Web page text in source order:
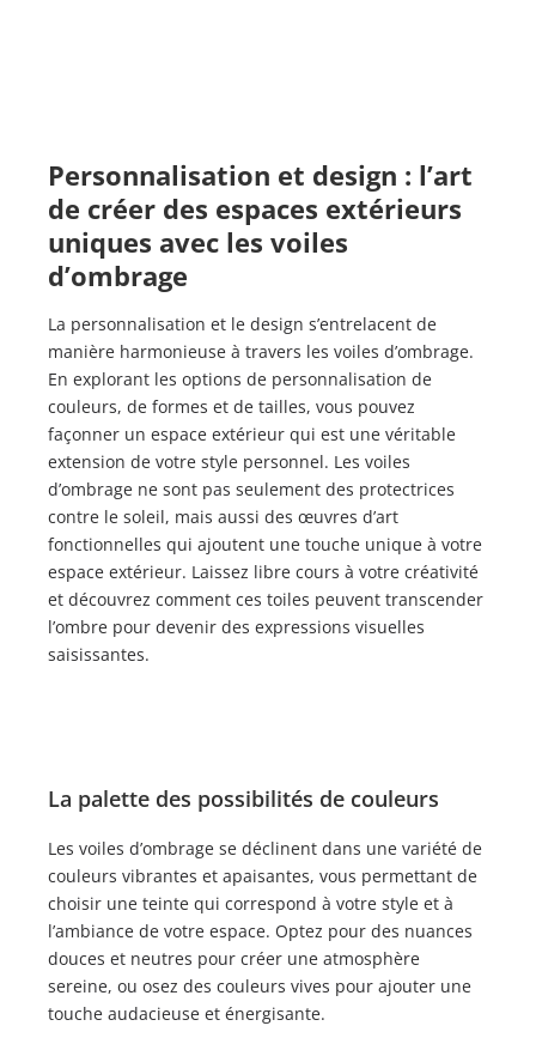
Personnalisation et design : l’art
de créer des espaces extérieurs
uniques avec les voiles
d’ombrage
La personnalisation et le design s’entrelacent de
manière harmonieuse à travers les voiles d’ombrage.
En explorant les options de personnalisation de
couleurs, de formes et de tailles, vous pouvez
façonner un espace extérieur qui est une véritable
extension de votre style personnel. Les voiles
d’ombrage ne sont pas seulement des protectrices
contre le soleil, mais aussi des œuvres d’art
fonctionnelles qui ajoutent une touche unique à votre
espace extérieur. Laissez libre cours à votre créativité
et découvrez comment ces toiles peuvent transcender
l’ombre pour devenir des expressions visuelles
saisissantes.
La palette des possibilités de couleurs
Les voiles d’ombrage se déclinent dans une variété de
couleurs vibrantes et apaisantes, vous permettant de
choisir une teinte qui correspond à votre style et à
l’ambiance de votre espace. Optez pour des nuances
douces et neutres pour créer une atmosphère
sereine, ou osez des couleurs vives pour ajouter une
touche audacieuse et énergisante.